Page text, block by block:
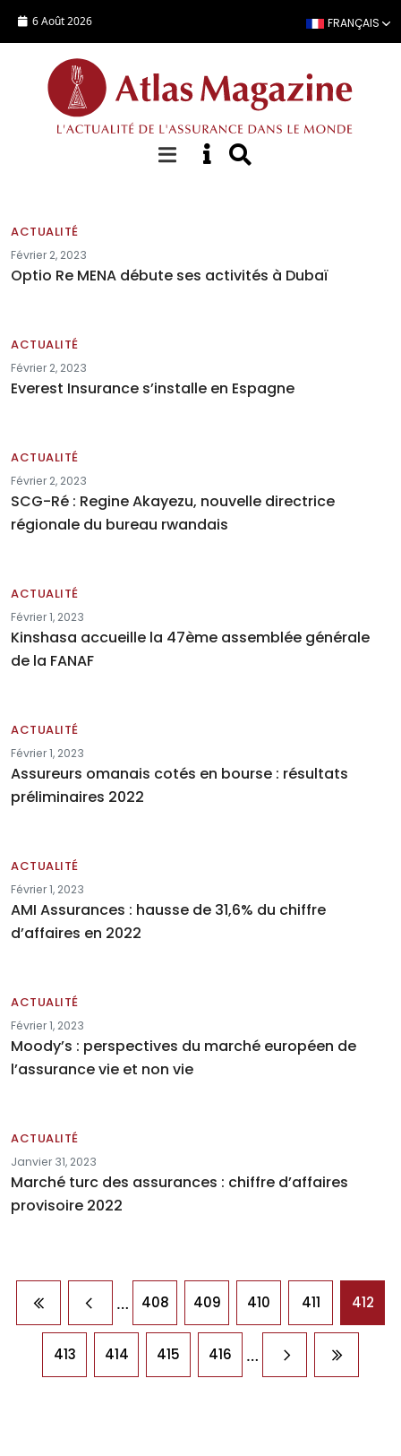
6 Août 2026 FRANÇAIS
Actualités
ACTUALITÉ
Février 2, 2023
Optio Re MENA débute ses activités à Dubaï
ACTUALITÉ
Février 2, 2023
Everest Insurance s’installe en Espagne
ACTUALITÉ
Février 2, 2023
SCG-Ré : Regine Akayezu, nouvelle directrice
régionale du bureau rwandais
ACTUALITÉ
Février 1, 2023
Kinshasa accueille la 47ème assemblée générale
de la FANAF
ACTUALITÉ
Février 1, 2023
Assureurs omanais cotés en bourse : résultats
préliminaires 2022
ACTUALITÉ
Février 1, 2023
AMI Assurances : hausse de 31,6% du chiffre
d’affaires en 2022
ACTUALITÉ
Février 1, 2023
Moody’s : perspectives du marché européen de
l’assurance vie et non vie
ACTUALITÉ
Janvier 31, 2023
Marché turc des assurances : chiffre d’affaires
provisoire 2022
Pagination
Première page
Page précédente
… 408 409 410 411 412
413 414 415 416 … Page suivante
Dernière